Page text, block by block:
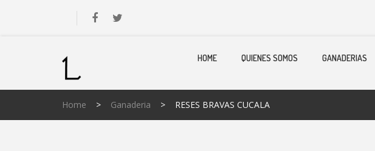
HOME QUIENES SOMOS GANADERIAS
Home > Ganaderia > RESES BRAVAS CUCALA